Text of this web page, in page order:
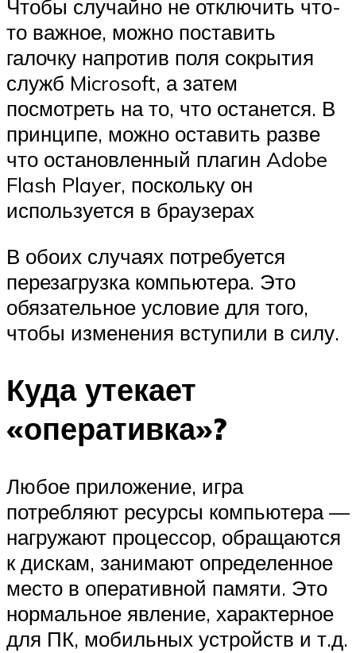
Чтобы случайно не отключить что-
то важное, можно поставить
галочку напротив поля сокрытия
служб Microsoft, а затем
посмотреть на то, что останется. В
принципе, можно оставить разве
что остановленный плагин Adobe
Flash Player, поскольку он
используется в браузерах
В обоих случаях потребуется
перезагрузка компьютера. Это
обязательное условие для того,
чтобы изменения вступили в силу.
Куда утекает
«оперативка»?
Любое приложение, игра
потребляют ресурсы компьютера —
нагружают процессор, обращаются
к дискам, занимают определенное
место в оперативной памяти. Это
нормальное явление, характерное
для ПК, мобильных устройств и т.д.